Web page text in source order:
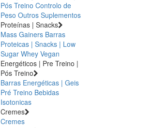
Pós Treino Controlo de
Peso Outros Suplementos
Proteínas | Snacks
Mass Gainers Barras
Proteicas | Snacks | Low
Sugar Whey Vegan
Energéticos | Pre Treino |
Pós Treino
Barras Energéticas | Geis
Pré Treino Bebidas
Isotonicas
Cremes
Cremes